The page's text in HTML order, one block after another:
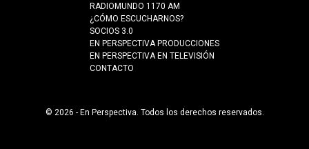
RADIOMUNDO 1170 AM
¿CÓMO ESCUCHARNOS?
SOCIOS 3.0
EN PERSPECTIVA PRODUCCIONES
EN PERSPECTIVA EN TELEVISIÓN
CONTACTO
© 2026 - En Perspectiva. Todos los derechos reservados.